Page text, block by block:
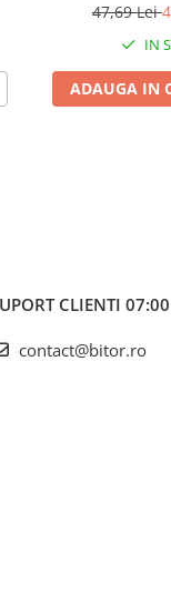
47,69 Lei
IN
ADAUGA IN
CLIENTI
contact@bitor.ro